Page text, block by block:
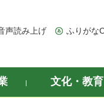
声読み上げ ふりがな
文化・教育